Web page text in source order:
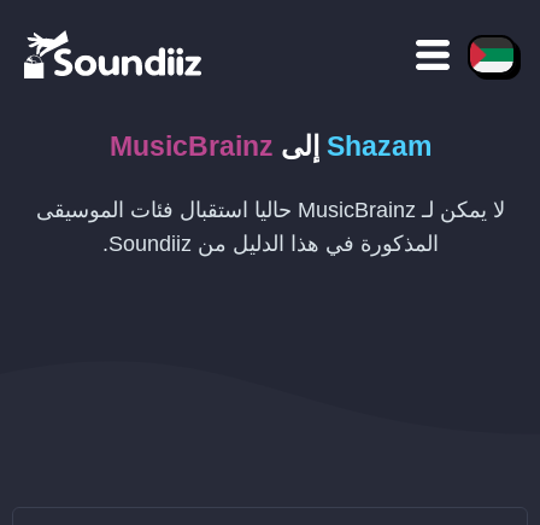
Shazam إلى MusicBrainz
لا يمكن لـ MusicBrainz حاليا استقبال فئات الموسيقى
المذكورة في هذا الدليل من Soundiiz.